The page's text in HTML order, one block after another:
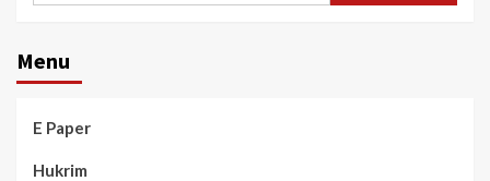
Menu
E Paper
Hukrim